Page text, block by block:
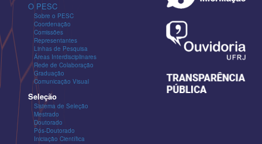
O PESC
Sobre o PESC
Coordenação
Comissões
Representantes
Linhas de Pesquisa
Áreas Interdisciplinares
Rede de Colaboração
Graduação
Comunicação Visual
Seleção
Sistema de Seleção
Mestrado
Doutorado
Pós-Doutorado
Iniciação Científica